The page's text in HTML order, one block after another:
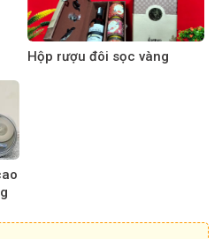
Hộp rượu đôi sọc vàng